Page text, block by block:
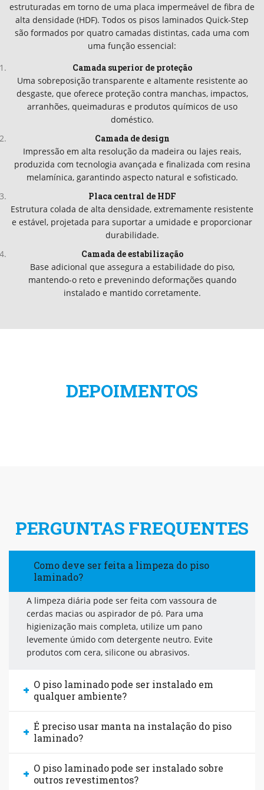
estruturadas em torno de uma placa impermeável de fibra de
alta densidade (HDF). Todos os pisos laminados Quick-Step
são formados por quatro camadas distintas, cada uma com
uma função essencial:
Camada superior de proteção
Uma sobreposição transparente e altamente resistente ao
desgaste, que oferece proteção contra manchas, impactos,
arranhões, queimaduras e produtos químicos de uso
doméstico.
Camada de design
Impressão em alta resolução da madeira ou lajes reais,
produzida com tecnologia avançada e finalizada com resina
melamínica, garantindo aspecto natural e sofisticado.
Placa central de HDF
Estrutura colada de alta densidade, extremamente resistente
e estável, projetada para suportar a umidade e proporcionar
durabilidade.
Camada de estabilização
Base adicional que assegura a estabilidade do piso,
mantendo-o reto e prevenindo deformações quando
instalado e mantido corretamente.
DEPOIMENTOS
PERGUNTAS FREQUENTES
Como deve ser feita a limpeza do piso
laminado?
A limpeza diária pode ser feita com vassoura de
cerdas macias ou aspirador de pó. Para uma
higienização mais completa, utilize um pano
levemente úmido com detergente neutro. Evite
produtos com cera, silicone ou abrasivos.
O piso laminado pode ser instalado em
qualquer ambiente?
É preciso usar manta na instalação do piso
laminado?
O piso laminado pode ser instalado sobre
outros revestimentos?